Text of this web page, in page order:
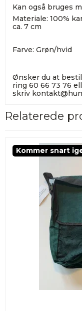
Kan også bruges
Materiale: 100%
ca. 7 cm
Farve: Grøn/hvid
Ønsker du at
ring 60 66 73 76
skriv
Relaterede
Kommer snart